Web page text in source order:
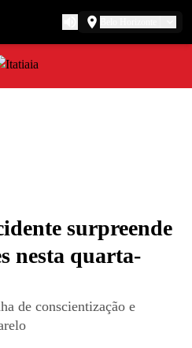
surpreende
nesta quarta-
de conscientização e